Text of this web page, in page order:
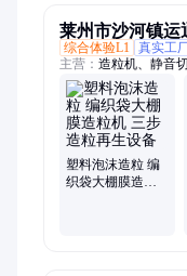
莱州市沙河镇运
综合体验L1 真实工
主营： 造粒机、静音
机、摩擦清洗机、免
备、废气处理设备、
塑料泡沫造粒 编
织袋大棚膜造粒